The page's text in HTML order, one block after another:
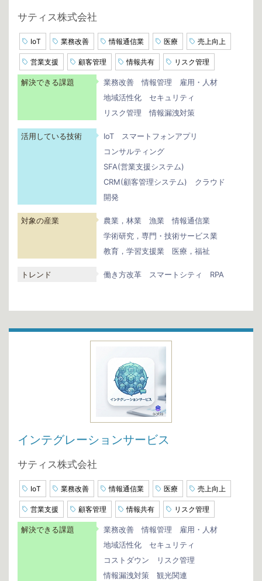
サティス株式会社
IoT 業務改善 情報通信業 医療 売上向上
営業支援 顧客管理 情報共有 リスク管理
解決できる課題 業務改善 情報管理
雇用・人材
地域活性化
セキュリティ
リスク管理
情報漏洩対策
活用している技術 IoT
スマートフォンアプリ
コンサルティング
SFA(営業支援システム)
CRM(顧客管理システム)
クラウド
開発
対象の産業 農業，林業 漁業
情報通信業
学術研究，専門・技術サービス業
教育，学習支援業
医療，福祉
トレンド 働き方改革 スマートシティ RPA
インテグレーションサービス
サティス株式会社
IoT 業務改善 情報通信業 医療 売上向上
営業支援 顧客管理 情報共有 リスク管理
解決できる課題 業務改善 情報管理
雇用・人材
地域活性化
セキュリティ
コストダウン
リスク管理
情報漏洩対策
観光関連